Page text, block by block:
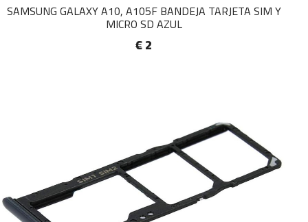
SAMSUNG GALAXY A10, A105F BANDEJA TARJETA SIM Y
MICRO SD AZUL
€ 2